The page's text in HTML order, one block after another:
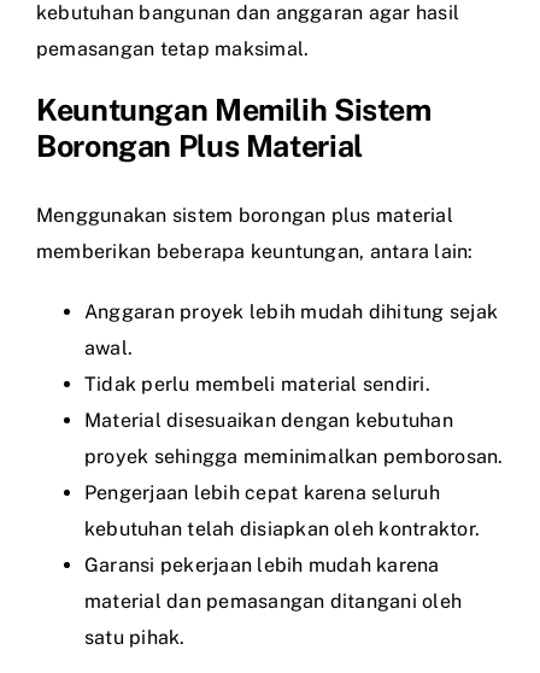
kebutuhan bangunan dan anggaran agar hasil
pemasangan tetap maksimal.
Keuntungan Memilih Sistem
Borongan Plus Material
Menggunakan sistem borongan plus material
memberikan beberapa keuntungan, antara lain:
Anggaran proyek lebih mudah dihitung sejak
awal.
Tidak perlu membeli material sendiri.
Material disesuaikan dengan kebutuhan
proyek sehingga meminimalkan pemborosan.
Pengerjaan lebih cepat karena seluruh
kebutuhan telah disiapkan oleh kontraktor.
Garansi pekerjaan lebih mudah karena
material dan pemasangan ditangani oleh
satu pihak.